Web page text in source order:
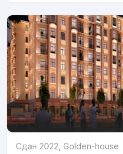
Сдан 2022 Golden-house